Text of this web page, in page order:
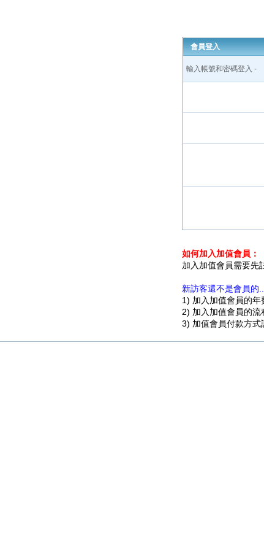
會員登入
輸入帳號和密碼登入 -
如何加入加值會員：
加入加值會員需要先
新訪客還不是會員的
1) 加入加值會員的
2) 加入加值會員的
3) 加值會員付款方